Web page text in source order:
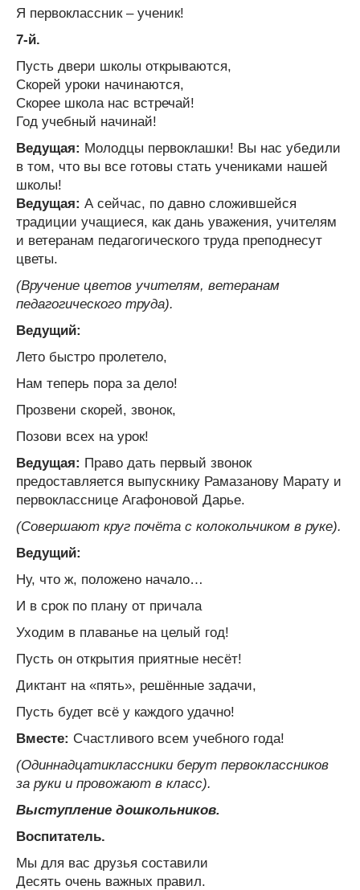
Я первоклассник – ученик!
7-й.
Пусть двери школы открываются,
Скорей уроки начинаются,
Скорее школа нас встречай!
Год учебный начинай!
Ведущая: Молодцы первоклашки! Вы нас убедили
в том, что вы все готовы стать учениками нашей
школы!
Ведущая: А сейчас, по давно сложившейся
традиции учащиеся, как дань уважения, учителям
и ветеранам педагогического труда преподнесут
цветы.
(Вручение цветов учителям, ветеранам
педагогического труда).
Ведущий:
Лето быстро пролетело,
Нам теперь пора за дело!
Прозвени скорей, звонок,
Позови всех на урок!
Ведущая: Право дать первый звонок
предоставляется выпускнику Рамазанову Марату и
первокласснице Агафоновой Дарье.
(Совершают круг почёта с колокольчиком в руке).
Ведущий:
Ну, что ж, положено начало…
И в срок по плану от причала
Уходим в плаванье на целый год!
Пусть он открытия приятные несёт!
Диктант на «пять», решённые задачи,
Пусть будет всё у каждого удачно!
Вместе: Счастливого всем учебного года!
(Одиннадцатиклассники берут первоклассников
за руки и провожают в класс).
Выступление дошкольников.
Воспитатель.
Мы для вас друзья составили
Десять очень важных правил.